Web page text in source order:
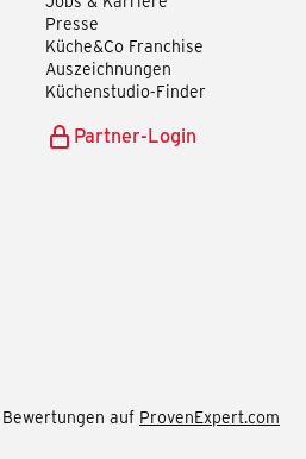
Presse
Küche&Co Franchise
Auszeichnungen
Küchenstudio-Finder
Partner-Login
auf ProvenExpert.com